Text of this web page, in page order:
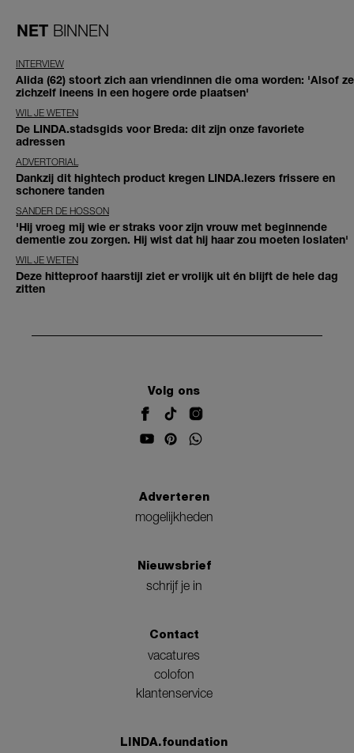
NET BINNEN
INTERVIEW
Alida (62) stoort zich aan vriendinnen die oma worden: 'Alsof ze
zichzelf ineens in een hogere orde plaatsen'
WIL JE WETEN
De LINDA.stadsgids voor Breda: dit zijn onze favoriete
adressen
ADVERTORIAL
Dankzij dit hightech product kregen LINDA.lezers frissere en
schonere tanden
SANDER DE HOSSON
'Hij vroeg mij wie er straks voor zijn vrouw met beginnende
dementie zou zorgen. Hij wist dat hij haar zou moeten loslaten'
WIL JE WETEN
Deze hitteproof haarstijl ziet er vrolijk uit én blijft de hele dag
zitten
Volg ons
Adverteren
mogelijkheden
Nieuwsbrief
schrijf je in
Contact
vacatures
colofon
klantenservice
LINDA.foundation